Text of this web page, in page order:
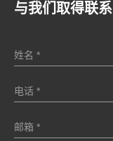
与我们取得联系